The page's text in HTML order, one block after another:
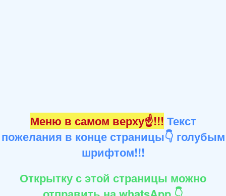
Меню в самом верху☝!!! Текст
пожелания в конце страницы👇 голубым
шрифтом!!!
Открытку с этой страницы можно